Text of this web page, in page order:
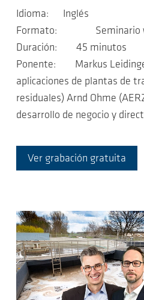
Idioma: Inglés
Formato: Seminario
Duración: 45 minutos
Ponente: Markus
aplicaciones de plantas de
residuales) Arnd Ohme
desarrollo de negocio y
Ver grabación gratuita